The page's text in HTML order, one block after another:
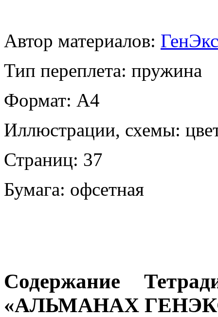
Автор материалов:
Тип переплета: пружина
Формат: А4
Иллюстрации, схемы:
Страниц: 37
Бумага: офсетная
Содержание
«АЛЬМАНАХ